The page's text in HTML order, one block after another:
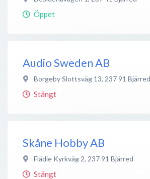
Öppet
Audio Sweden AB
Borgeby Slottsväg 13, 237 91 Bjärred
Stängt
Skåne Hobby AB
Flädie Kyrkväg 2, 237 91 Bjärred
Stängt